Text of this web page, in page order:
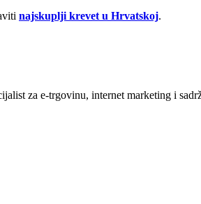
najskuplji krevet u Hrvatskoj.
za e-trgovinu, internet marketing i